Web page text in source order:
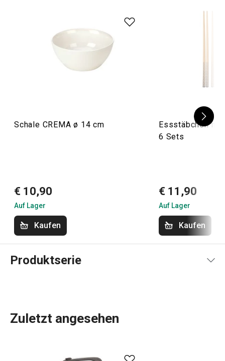
Schale CREMA ø 14 cm
€ 10,90
Auf Lager
Kaufen
Essstäbchen mit
6 Sets
€ 11,90
Auf Lager
Kaufen
Produktserie
von GrandCHEF ist sowohl für traditionelle als
Zuletzt angesehen